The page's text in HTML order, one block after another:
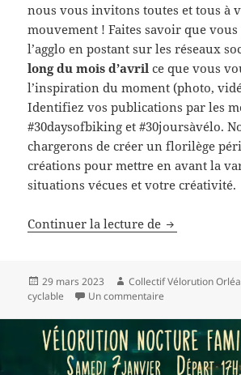
nous vous invitons toutes et tous à
mouvement ! Faites savoir que vous
l’agglo en postant sur les réseaux
long du mois d’avril ce que vous
l’inspiration du moment (photo,
Identifiez vos publications par les
#30daysofbiking et #30joursàvélo.
chargerons de créer un florilège
créations pour mettre en avant la
situations vécues et votre créativité.
Continuer la lecture de Défi « 30
Publié
le
29 mars 2023 Auteur
Collectif Vélorution
cyclable
Un commentaire